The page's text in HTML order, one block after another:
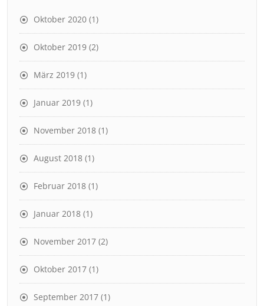
Oktober 2020 (1)
Oktober 2019 (2)
März 2019 (1)
Januar 2019 (1)
November 2018 (1)
August 2018 (1)
Februar 2018 (1)
Januar 2018 (1)
November 2017 (2)
Oktober 2017 (1)
September 2017 (1)